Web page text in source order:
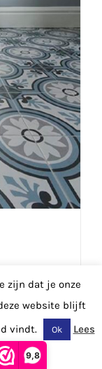
9,8
zijn dat je onze
website blijft
vindt.
Ok
Lees